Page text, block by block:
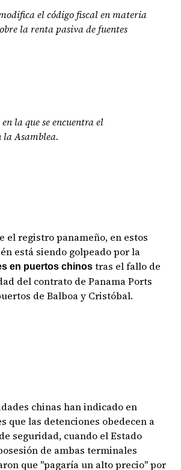
el código fiscal en materia
la renta pasiva de fuentes
la que se encuentra el
la Asamblea.
el registro panameño, en estos
está siendo golpeado por la
en puertos chinos tras el fallo de
del contrato de Panama Ports
de Balboa y Cristóbal.
chinas han indicado en
que las detenciones obedecen a
seguridad, cuando el Estado
de ambas terminales
que "pagaría un alto precio" por